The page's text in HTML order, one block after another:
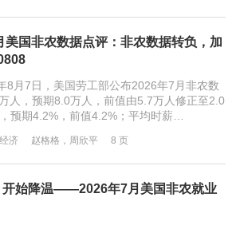
美国非农数据点评：非农数据转负，加
日，美国劳工部公布2026年7月非农数
人，预期8.0万人，前值由5.7万人修正至2.0
预期4.2%，前值4.2%；平均时薪…
济 赵格格，周欣平 8 页
开始降温——2026年7月美国非农就业